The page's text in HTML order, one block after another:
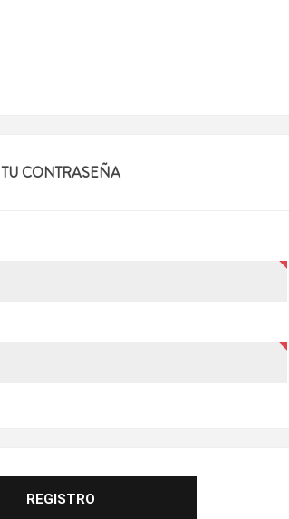
TU CONTRASEÑA